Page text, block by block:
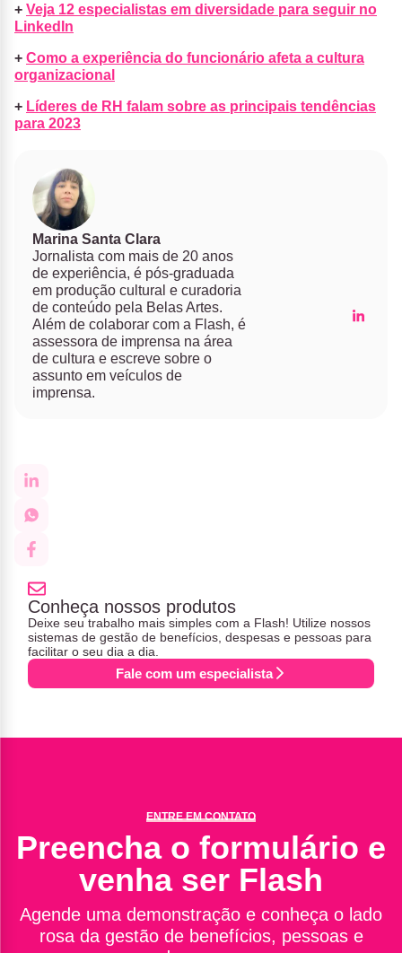
+ Veja 12 especialistas em diversidade para seguir no
LinkedIn
+ Como a experiência do funcionário afeta a cultura
organizacional
+ Líderes de RH falam sobre as principais tendências
para 2023
Marina Santa Clara
Jornalista com mais de 20 anos
de experiência, é pós-graduada
em produção cultural e curadoria
de conteúdo pela Belas Artes.
Além de colaborar com a Flash, é
assessora de imprensa na área
de cultura e escreve sobre o
assunto em veículos de
imprensa.
Conheça nossos produtos
Deixe seu trabalho mais simples com a Flash! Utilize nossos
sistemas de gestão de benefícios, despesas e pessoas para
facilitar o seu dia a dia.
Fale com um especialista
ENTRE EM CONTATO
Preencha o formulário e
venha ser Flash
Agende uma demonstração e conheça o lado
rosa da gestão de benefícios, pessoas e